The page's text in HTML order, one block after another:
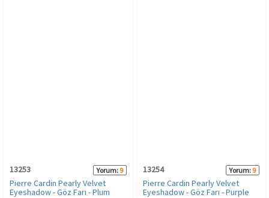
13253 Yorum: 9
Pierre Cardin Pearly Velvet
Eyeshadow - Göz Farı - Plum
13254 Yorum: 9
Pierre Cardin Pearly Velvet
Eyeshadow - Göz Farı - Purple